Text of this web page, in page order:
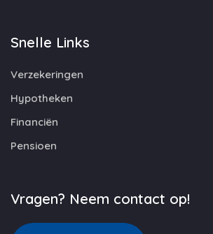
Snelle Links
Verzekeringen
Hypotheken
Financiën
Pensioen
Vragen? Neem contact op!